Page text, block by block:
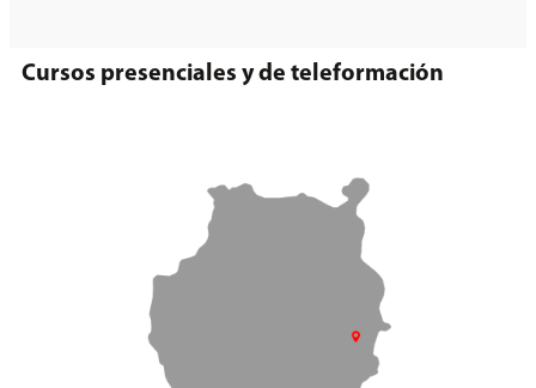
Cursos presenciales y de teleformación